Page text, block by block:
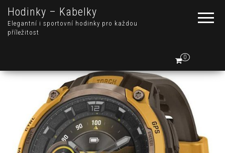
Hodinky – Kabelky
Elegantní i sportovní hodinky pro každou
příležitost
0